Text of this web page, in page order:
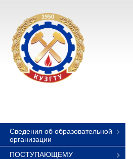
Сведения об образовательной
организации
ПОСТУПАЮЩЕМУ